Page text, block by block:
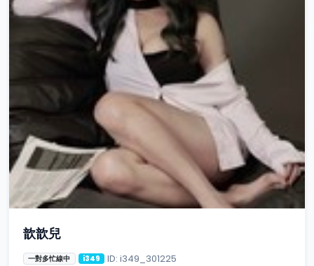
歆歆兒
一對多忙線中 i349 ID: i349_301225